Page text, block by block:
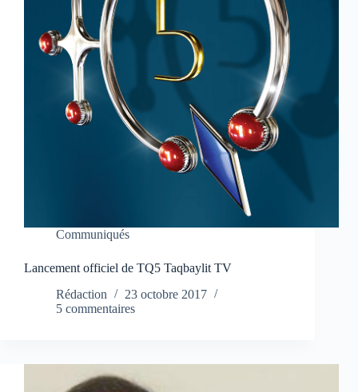
Communiqués
Lancement officiel de TQ5 Taqbaylit TV
Rédaction
23 octobre 2017
5 commentaires